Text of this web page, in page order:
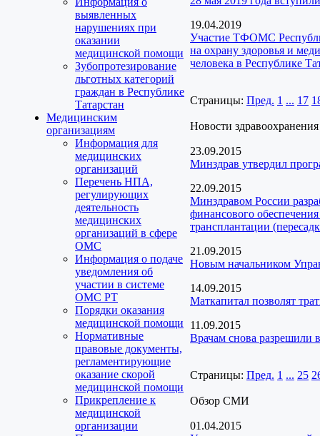
выявленных
нарушениях при
оказании
медицинской помощи
Зубопротезирование
льготных категорий
граждан в Республике
Татарстан
Медицинским
организациям
Информация для
медицинских
организаций
Перечень НПА,
регулирующих
деятельность
медицинских
организаций в сфере
ОМС
Информация о подаче
уведомления об
участии в системе
ОМС РТ
Порядки оказания
медицинской помощи
Нормативные
правовые документы,
регламентирующие
оказание скорой
медицинской помощи
Прикрепление к
медицинской
организации
19.04.2019
Участие ТФОМС
на охрану здоровья и
человека в Республике
Страницы: Пред. 1 ... 17
Новости здравоохранения
23.09.2015
Минздрав утвердил
22.09.2015
Минздравом России
финансового
трансплантации
21.09.2015
Новым начальником
14.09.2015
Маткапитал позволят
11.09.2015
Врачам снова разрешили
Страницы: Пред. 1 ... 25
Обзор СМИ
01.04.2015